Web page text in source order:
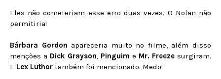
Eles não cometeriam esse erro duas vezes. O Nolan não
permitiria!
Bárbara Gordon apareceria muito no filme, além disso
menções a Dick Grayson, Pinguim e Mr. Freeze surgiram.
E Lex Luthor também foi mencionado. Medo!